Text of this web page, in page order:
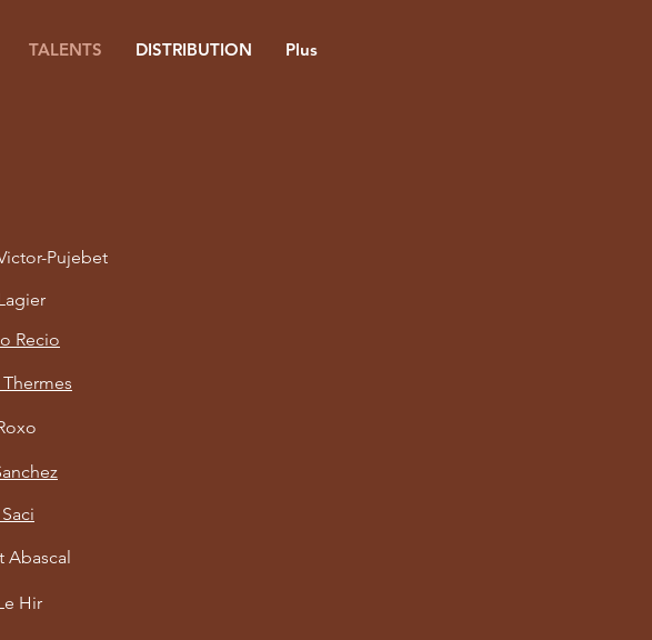
TALENTS DISTRIBUTION Plus
Pujebet
Recio
Abascal
Hir